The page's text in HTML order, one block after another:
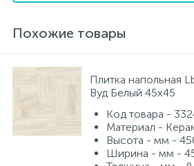
Похожие товары
Плитка напольная
Вуд Бeлый 45х45
Код товара -
Материал -
Высота - мм -
Ширина - мм -